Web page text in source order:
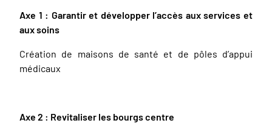
Axe 1 : Garantir et développer l’accès aux services et
aux soins
Création de maisons de santé et de pôles d’appui
médicaux
Axe 2 : Revitaliser les bourgs centre